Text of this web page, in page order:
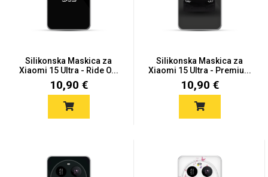
Silikonska Maskica za
Xiaomi 15 Ultra - Ride O...
10,90 €
Silikonska Maskica za
Xiaomi 15 Ultra - Premiu...
10,90 €